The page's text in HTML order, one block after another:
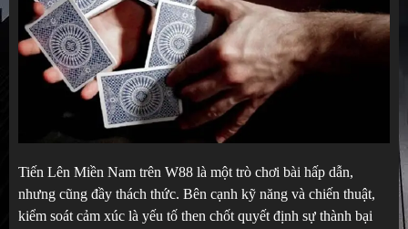
Tiến Lên Miền Nam trên W88 là một trò chơi bài hấp dẫn,
nhưng cũng đầy thách thức. Bên cạnh kỹ năng và chiến thuật,
kiểm soát cảm xúc là yếu tố then chốt quyết định sự thành bại